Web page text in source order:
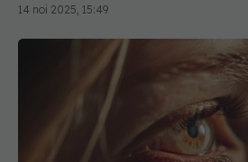
14 noi 2025, 15:49